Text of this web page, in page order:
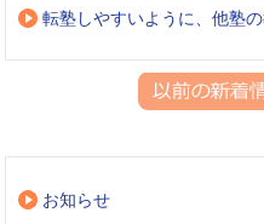
転塾しやすいように、他塾
お知らせ